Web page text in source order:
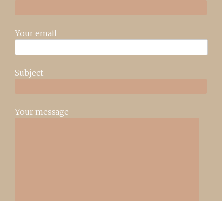
Your email
Subject
Your message